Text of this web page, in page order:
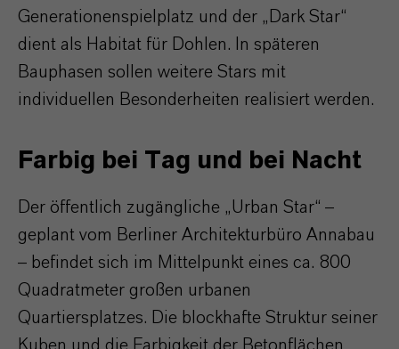
Generationenspielplatz und der „Dark Star“
dient als Habitat für Dohlen. In späteren
Bauphasen sollen weitere Stars mit
individuellen Besonderheiten realisiert werden.
Farbig bei Tag und bei Nacht
Der öffentlich zugängliche „Urban Star“ –
geplant vom Berliner Architekturbüro Annabau
– befindet sich im Mittelpunkt eines ca. 800
Quadratmeter großen urbanen
Quartiersplatzes. Die blockhafte Struktur seiner
Kuben und die Farbigkeit der Betonflächen